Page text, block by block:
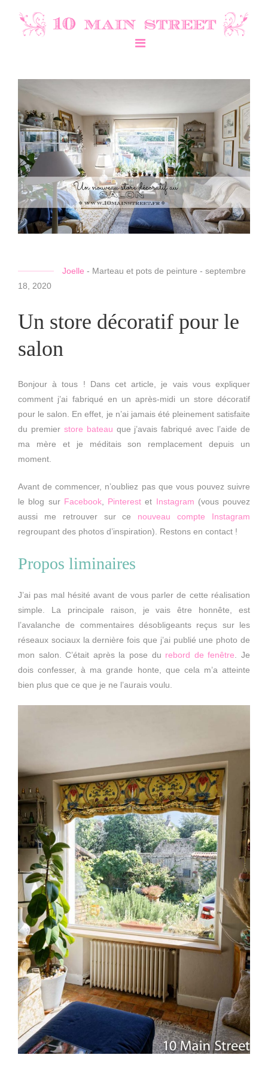
Joelle - Marteau et pots de peinture - septembre
18, 2020
Un store décoratif pour le
salon
Bonjour à tous ! Dans cet article, je vais vous expliquer
comment j’ai fabriqué en un après-midi un store décoratif
pour le salon. En effet, je n’ai jamais été pleinement satisfaite
du premier store bateau que j’avais fabriqué avec l’aide de
ma mère et je méditais son remplacement depuis un
moment.
Avant de commencer, n’oubliez pas que vous pouvez suivre
le blog sur Facebook, Pinterest et Instagram (vous pouvez
aussi me retrouver sur ce nouveau compte Instagram
regroupant des photos d’inspiration). Restons en contact !
Propos liminaires
J’ai pas mal hésité avant de vous parler de cette réalisation
simple. La principale raison, je vais être honnête, est
l’avalanche de commentaires désobligeants reçus sur les
réseaux sociaux la dernière fois que j’ai publié une photo de
mon salon. C’était après la pose du rebord de fenêtre . Je
dois confesser, à ma grande honte, que cela m’a atteinte
bien plus que ce que je ne l’aurais voulu.